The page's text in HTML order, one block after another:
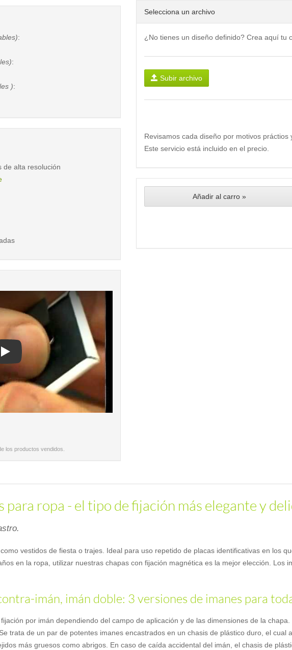
Selecciona un archivo
¿No tienes un diseño definido? Crea aquí tu
Subir archivo
Revisamos cada diseño por motivos
Este servicio está incluido en el precio.
Añadir al carro »
:
:
):
de alta resolución
los productos vendidos.
para ropa - el tipo de fijación más elegante y
vestidos de fiesta o trajes. Ideal para uso repetido de placas identificativas en los
en la ropa, utilizar nuestras chapas con fijación magnética es la mejor elección. Los
imán, imán doble: 3 versiones de imanes para
por imán dependiendo del campo de aplicación y de las dimensiones de la
trata de un par de potentes imanes encastrados en un chasis de plástico duro, el
más gruesos como abrigos. En caso de caída accidental del imán, el chasis de